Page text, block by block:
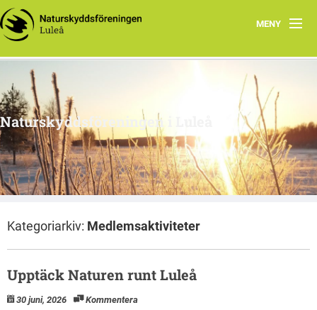
MENY
Hem
Om oss
Engagera dig
Intressegrupper
Klimatsmart i Luleå
Naturskyddsföreningen i Luleå
Kategoriarkiv: Medlemsaktiviteter
Upptäck Naturen runt Luleå
30 juni, 2026 Kommentera